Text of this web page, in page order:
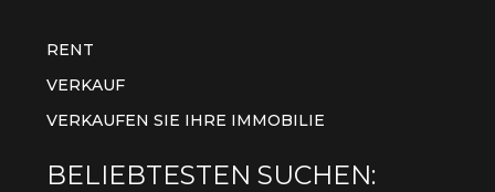
RENT
VERKAUF
VERKAUFEN SIE IHRE IMMOBILIE
BELIEBTESTEN SUCHEN: